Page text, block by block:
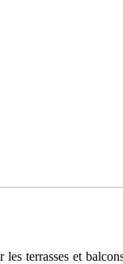
terrasses et